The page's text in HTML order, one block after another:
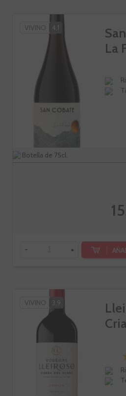
VIVINO 4,1
La
Botella de 75cl.
- +
VIVINO 3,9